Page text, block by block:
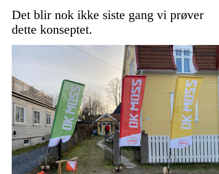
Det blir nok ikke siste gang vi prøver
dette konseptet.